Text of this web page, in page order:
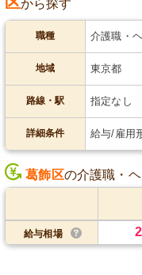
から探す
職種 介護職・
地域 東京都
路線・駅 指定なし
詳細条件 給与/雇用
葛飾区の介護職・
給与相場